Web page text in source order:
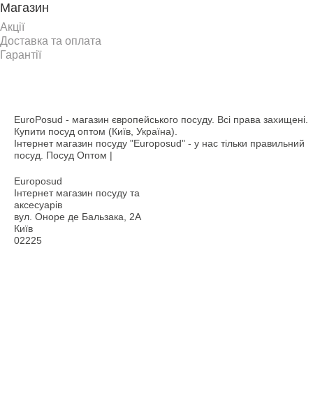
Магазин
Акції
Доставка та оплата
Гарантії
EuroPosud - магазин європейського посуду. Всі права захищені.
Купити посуд оптом (Київ, Україна).
Інтернет магазин посуду "Europosud" - у нас тільки правильний
посуд. Посуд Оптом |
Europosud
Інтернет магазин посуду та
аксесуарів
вул. Оноре де Бальзака, 2А
Київ
02225